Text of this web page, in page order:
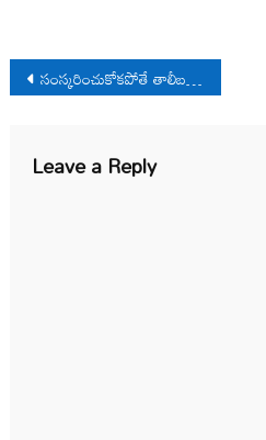
Post
navigation
సంస్కరించుకోకపోతే తాలీబన్లను కూడ తరిమేస్తారు
Leave a Reply